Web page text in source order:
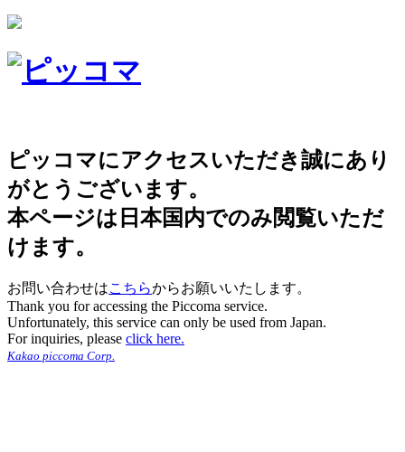
ピッコマにアクセスいただき誠にあり
がとうございます。
本ページは日本国内でのみ閲覧いただ
けます。
お問い合わせはこちらからお願いいたします。
Thank you for accessing the Piccoma service.
Unfortunately, this service can only be used from Japan.
For inquiries, please click here.
Kakao piccoma Corp.